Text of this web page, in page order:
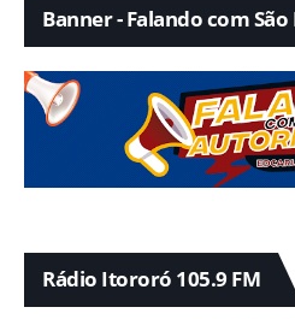
Banner - Falando com São
Rádio Itororó 105.9 FM